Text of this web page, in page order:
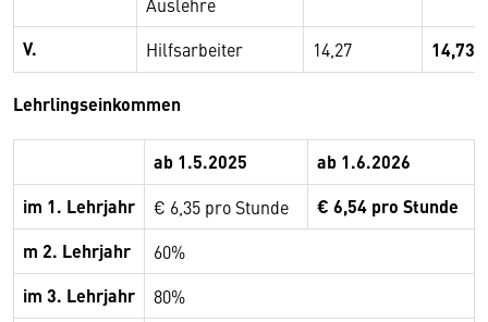
V. Hilfsarbeiter 14,27 14,73
Lehrlingseinkommen
ab 1.5.2025
ab 1.6.2026
im 1. Lehrjahr
€ 6,35 pro Stunde
€ 6,54 pro Stunde
m 2. Lehrjahr
60%
im 3. Lehrjahr 80%